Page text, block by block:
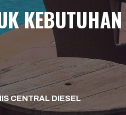
CENTRAL DIESEL